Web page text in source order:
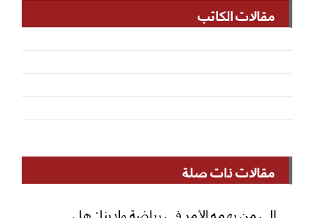
مقالات الكاتب
مقالات ذات صلة